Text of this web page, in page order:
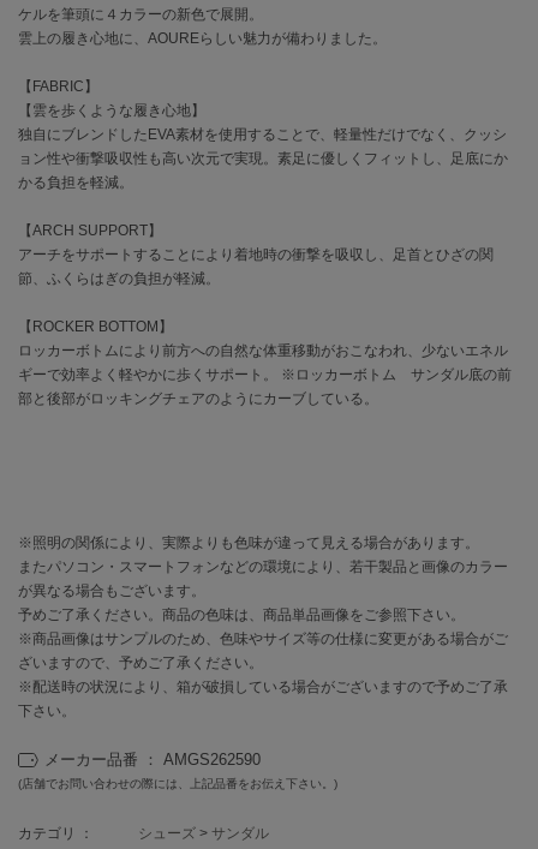
COLE HAAN
コール ハーン
CONVERSE
コンバース
ダンスキン
エイミー イストワール
emmi
エミ
エミヨガ
ETRÉ TOKYO
エトレトウキョウ
ey
アイ
FILA
フィラ
FRAY I.D
ケルを筆頭に４カラーの新色で展開。
雲上の履き心地に、AOUREらしい魅力が備わりました。
【FABRIC】
【雲を歩くような履き心地】
独自にブレンドしたEVA素材を使用することで、軽量性だけでなく、クッシ
ョン性や衝撃吸収性も高い次元で実現。素足に優しくフィットし、足底にか
かる負担を軽減。
【ARCH SUPPORT】
アーチをサポートすることにより着地時の衝撃を吸収し、足首とひざの関
節、ふくらはぎの負担が軽減。
【ROCKER BOTTOM】
ロッカーボトムにより前方への自然な体重移動がおこなわれ、少ないエネル
ギーで効率よく軽やかに歩くサポート。 ※ロッカーボトム サンダル底の前
部と後部がロッキングチェアのようにカーブしている。
※照明の関係により、実際よりも色味が違って見える場合があります。
またパソコン・スマートフォンなどの環境により、若干製品と画像のカラー
が異なる場合もございます。
予めご了承ください。商品の色味は、商品単品画像をご参照下さい。
※商品画像はサンプルのため、色味やサイズ等の仕様に変更がある場合がご
ざいますので、予めご了承ください。
※配送時の状況により、箱が破損している場合がございますので予めご了承
下さい。
メーカー品番 ： AMGS262590
(店舗でお問い合わせの際には、上記品番をお伝え下さい。)
カテゴリ ： シューズ > サンダル